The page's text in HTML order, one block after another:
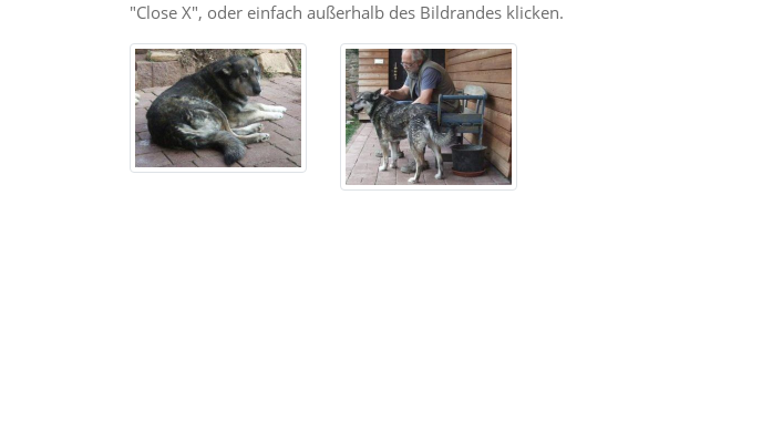
"Close X", oder einfach außerhalb des Bildrandes klicken.